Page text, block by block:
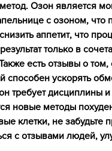
метод. Озон является
с озоном, что
аппетит, что
только в
есть отзывы о том,
способен ускорять
требует дисциплины и
новые методы
клетки, не забудьте
с отзывами людей,